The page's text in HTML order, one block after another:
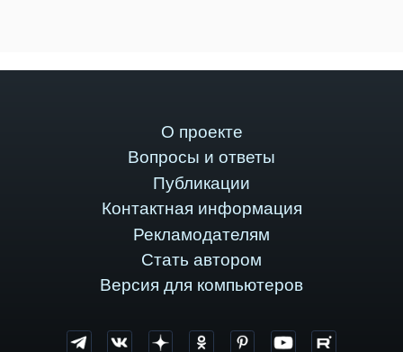
О проекте
Вопросы и ответы
Публикации
Контактная информация
Рекламодателям
Стать автором
Версия для компьютеров